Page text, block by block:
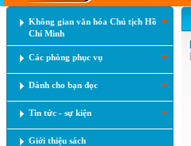
Không gian văn hóa Chủ tịch Hồ
Chí Minh
Các phòng phục vụ
Dành cho bạn đọc
Tin tức - sự kiện
Giới thiệu sách